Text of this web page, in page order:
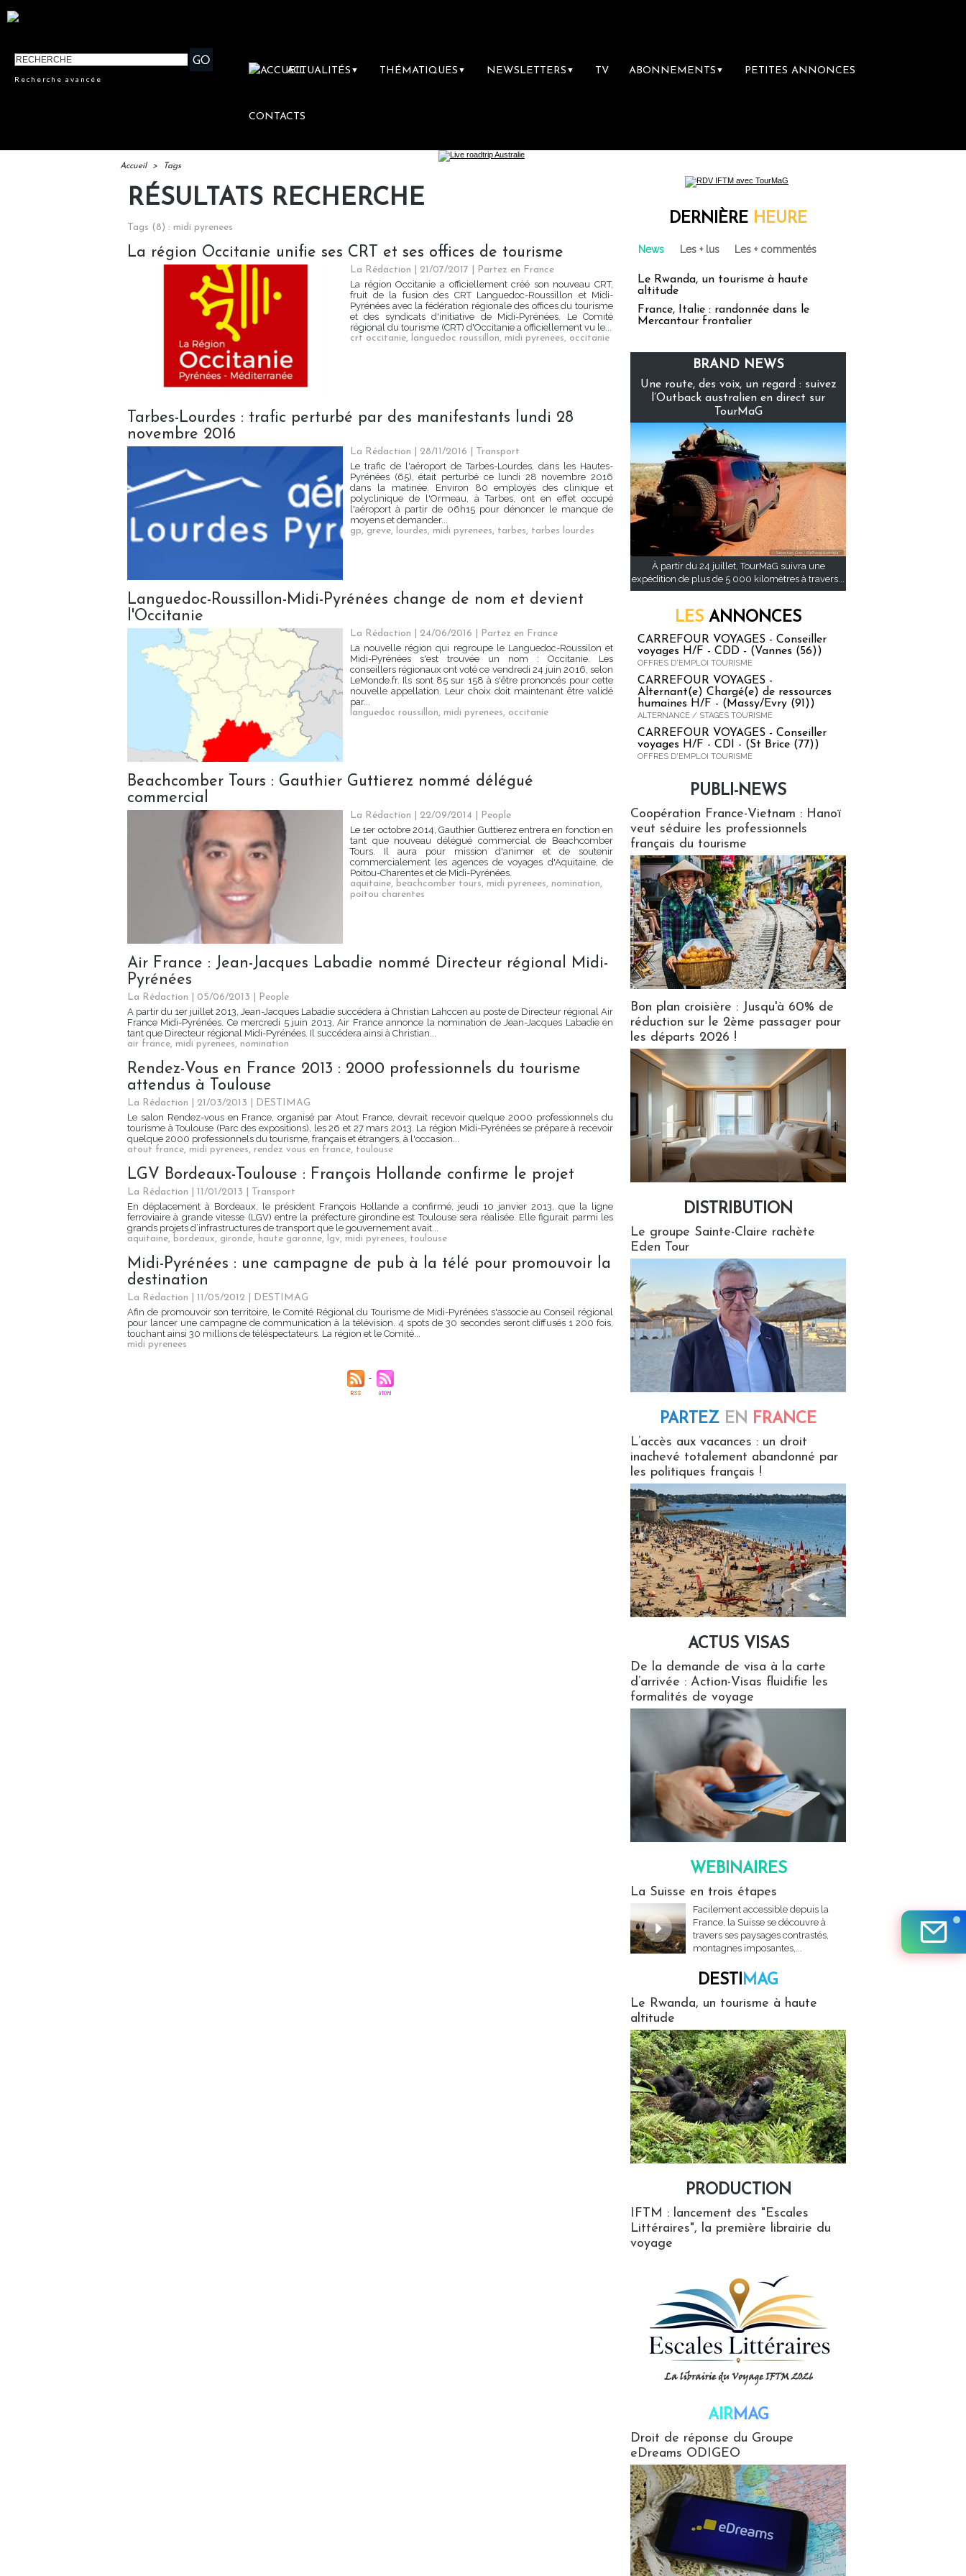
Recherche avancée
ACTUALITÉS ▼ THÉMATIQUES ▼ NEWSLETTERS ▼ TV ABONNEMENTS ▼ PETITES ANNONCES
CONTACTS
Accueil > Tags
RÉSULTATS RECHERCHE
Tags (8) : midi pyrenees
La région Occitanie unifie ses CRT et ses offices de tourisme
La Rédaction | 21/07/2017
Partez en France
La région Occitanie a officiellement créé son nouveau CRT,
fruit de la fusion des CRT Languedoc-Roussillon et Midi-
Pyrénées avec la fédération régionale des offices du tourisme
et des syndicats d'initiative de Midi-Pyrénées. Le Comité
régional du tourisme (CRT) d'Occitanie a officiellement vu le...
crt occitanie, languedoc roussillon, midi pyrenees, occitanie
Tarbes-Lourdes : trafic perturbé par des manifestants lundi 28
novembre 2016
La Rédaction | 28/11/2016
Transport
Le trafic de l'aéroport de Tarbes-Lourdes, dans les Hautes-
Pyrénées (65), était perturbé ce lundi 28 novembre 2016
dans la matinée. Environ 80 employés des clinique et
polyclinique de l'Ormeau, à Tarbes, ont en effet occupé
l'aéroport à partir de 06h15 pour dénoncer le manque de
moyens et demander...
gp, greve, lourdes, midi pyrenees, tarbes, tarbes lourdes
Languedoc-Roussillon-Midi-Pyrénées change de nom et devient
l'Occitanie
La Rédaction | 24/06/2016
Partez en France
La nouvelle région qui regroupe le Languedoc-Roussilon et
Midi-Pyrénées s'est trouvée un nom : Occitanie. Les
conseillers régionaux ont voté ce vendredi 24 juin 2016, selon
LeMonde.fr. Ils sont 85 sur 158 à s'être prononcés pour cette
nouvelle appellation. Leur choix doit maintenant être validé
par...
languedoc roussillon, midi pyrenees, occitanie
Beachcomber Tours : Gauthier Guttierez nommé délégué
commercial
La Rédaction | 22/09/2014
People
Le 1er octobre 2014, Gauthier Guttierez entrera en fonction en
tant que nouveau délégué commercial de Beachcomber
Tours. Il aura pour mission d'animer et de soutenir
commercialement les agences de voyages d'Aquitaine, de
Poitou-Charentes et de Midi-Pyrénées.
aquitaine, beachcomber tours, midi pyrenees, nomination,
poitou charentes
Air France : Jean-Jacques Labadie nommé Directeur régional Midi-
Pyrénées
La Rédaction | 05/06/2013
People
A partir du 1er juillet 2013, Jean-Jacques Labadie succédera à Christian Lahccen au poste de Directeur régional Air
France Midi-Pyrénées. Ce mercredi 5 juin 2013, Air France annonce la nomination de Jean-Jacques Labadie en
tant que Directeur régional Midi-Pyrénées. Il succédera ainsi à Christian...
air france, midi pyrenees, nomination
Rendez-Vous en France 2013 : 2000 professionnels du tourisme
attendus à Toulouse
La Rédaction | 21/03/2013
DESTIMAG
Le salon Rendez-vous en France, organisé par Atout France, devrait recevoir quelque 2000 professionnels du
tourisme à Toulouse (Parc des expositions), les 26 et 27 mars 2013. La région Midi-Pyrénées se prépare à recevoir
quelque 2000 professionnels du tourisme, français et étrangers, à l'occasion...
atout france, midi pyrenees, rendez vous en france, toulouse
LGV Bordeaux-Toulouse : François Hollande confirme le projet
La Rédaction | 11/01/2013
Transport
En déplacement à Bordeaux, le président François Hollande a confirmé, jeudi 10 janvier 2013, que la ligne
ferroviaire à grande vitesse (LGV) entre la préfecture girondine est Toulouse sera réalisée. Elle figurait parmi les
grands projets d’infrastructures de transport que le gouvernement avait...
aquitaine, bordeaux, gironde, haute garonne, lgv, midi pyrenees, toulouse
Midi-Pyrénées : une campagne de pub à la télé pour promouvoir la
destination
La Rédaction | 11/05/2012
DESTIMAG
Afin de promouvoir son territoire, le Comité Régional du Tourisme de Midi-Pyrénées s'associe au Conseil régional
pour lancer une campagne de communication à la télévision. 4 spots de 30 secondes seront diffusés 1 200 fois,
touchant ainsi 30 millions de téléspectateurs. La région et le Comité...
midi pyrenees
DERNIÈRE HEURE
News Les + lus Les + commentés
Le Rwanda, un tourisme à haute
altitude
France, Italie : randonnée dans le
Mercantour frontalier
BRAND NEWS
Une route, des voix, un regard : suivez
l’Outback australien en direct sur
TourMaG
À partir du 24 juillet, TourMaG suivra une
expédition de plus de 5 000 kilomètres à travers...
LES ANNONCES
CARREFOUR VOYAGES - Conseiller
voyages H/F - CDD - (Vannes (56))
OFFRES D'EMPLOI TOURISME
CARREFOUR VOYAGES -
Alternant(e) Chargé(e) de ressources
humaines H/F - (Massy/Evry (91))
ALTERNANCE / STAGES TOURISME
CARREFOUR VOYAGES - Conseiller
voyages H/F - CDI - (St Brice (77))
OFFRES D'EMPLOI TOURISME
PUBLI-NEWS
Coopération France-Vietnam : Hanoï
veut séduire les professionnels
français du tourisme
Bon plan croisière : Jusqu'à 60% de
réduction sur le 2ème passager pour
les départs 2026 !
DISTRIBUTION
Le groupe Sainte-Claire rachète
Eden Tour
PARTEZ EN FRANCE
L’accès aux vacances : un droit
inachevé totalement abandonné par
les politiques français !
ACTUS VISAS
De la demande de visa à la carte
d’arrivée : Action-Visas fluidifie les
formalités de voyage
WEBINAIRES
La Suisse en trois étapes
Facilement accessible depuis la
France, la Suisse se découvre à
travers ses paysages contrastés,
montagnes imposantes,...
DESTIMAG
Le Rwanda, un tourisme à haute
altitude
PRODUCTION
IFTM : lancement des "Escales
Littéraires", la première librairie du
voyage
AIRMAG
Droit de réponse du Groupe
eDreams ODIGEO